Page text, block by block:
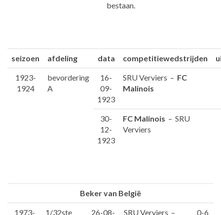
bestaan.
seizoen afdeling data competitiewedstrijden
1923-
1924
bevordering
A
16-
09-
1923
SRU Verviers – FC
Malinois
30-
12-
1923
FC Malinois – SRU
Verviers
Beker van België
1973-
1/32ste
26-08-
SRU Verviers –
0-6